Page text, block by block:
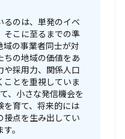
るのは、単発のイベ
そこに至るまでの準
の事業者同士が対
ちの地域の価値をあ
や採用力、関係人口
ことを重視していま
、小さな発信機会を
を育て、将来的には
接点を生み出してい
。